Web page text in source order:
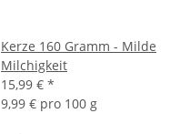
Kerze 160 Gramm - Milde
Milchigkeit
15,99 € *
9,99 € pro 100 g